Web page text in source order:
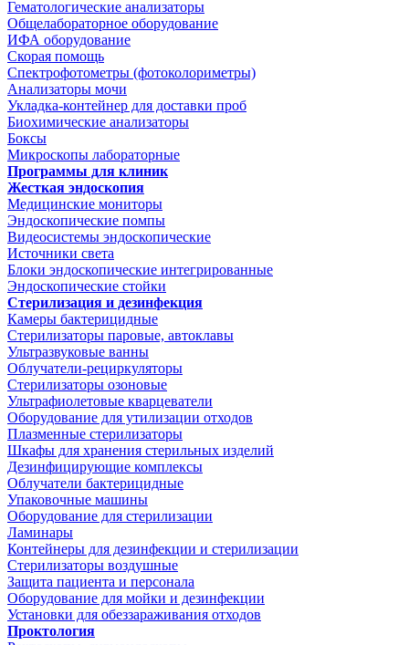
Гематологические анализаторы
Общелабораторное оборудование
ИФА оборудование
Скорая помощь
Спектрофотометры (фотоколориметры)
Анализаторы мочи
Укладка-контейнер для доставки проб
Биохимические анализаторы
Боксы
Микроскопы лабораторные
Программы для клиник
Жесткая эндоскопия
Медицинские мониторы
Эндоскопические помпы
Видеосистемы эндоскопические
Источники света
Блоки эндоскопические интегрированные
Эндоскопические стойки
Стерилизация и дезинфекция
Камеры бактерицидные
Стерилизаторы паровые, автоклавы
Ультразвуковые ванны
Облучатели-рециркуляторы
Стерилизаторы озоновые
Ультрафиолетовые кварцеватели
Оборудование для утилизации отходов
Плазменные стерилизаторы
Шкафы для хранения стерильных изделий
Дезинфицирующие комплексы
Облучатели бактерицидные
Упаковочные машины
Оборудование для стерилизации
Ламинары
Контейнеры для дезинфекции и стерилизации
Стерилизаторы воздушные
Защита пациента и персонала
Оборудование для мойки и дезинфекции
Установки для обеззараживания отходов
Проктология